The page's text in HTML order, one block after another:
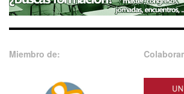
Miembro de: